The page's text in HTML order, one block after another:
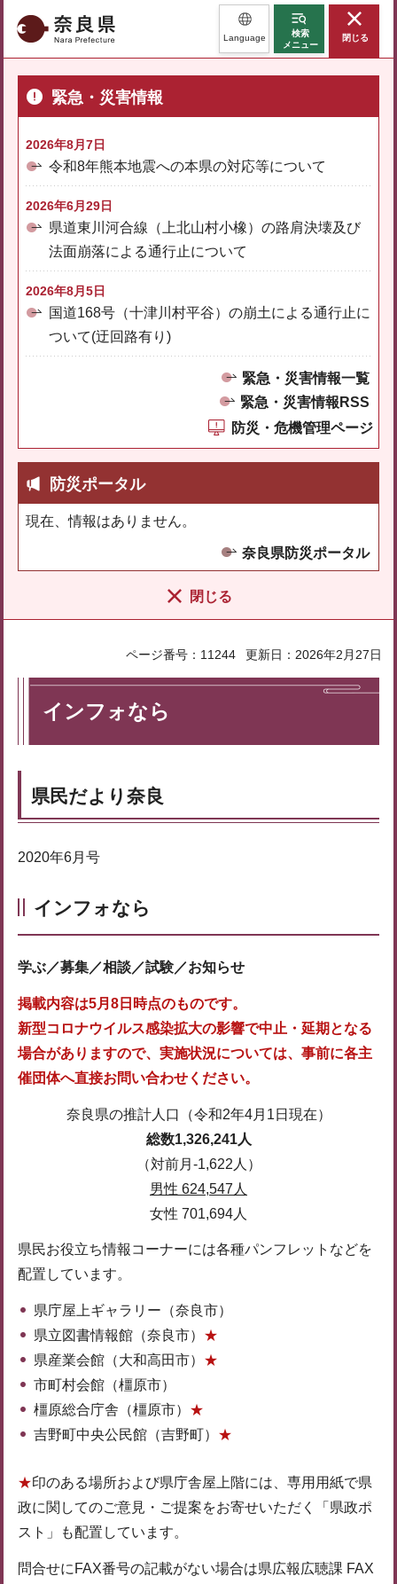
奈良県 Language
検索
メニュー
閉じる
緊急・災害情報
2026年8月7日
令和8年熊本地震への本県の対応等について
2026年6月29日
県道東川河合線（上北山村小橡）の路肩決壊及び
法面崩落による通行止について
2026年8月5日
国道168号（十津川村平谷）の崩土による通行止に
ついて(迂回路有り)
緊急・災害情報一覧
緊急・災害情報RSS
防災・危機管理ページ
防災ポータル
現在、情報はありません。
奈良県防災ポータル
閉じる
ページ番号：11244 更新日：2026年2月27日
インフォなら
県民だより奈良
2020年6月号
インフォなら
学ぶ／募集／相談／試験／お知らせ
掲載内容は5月8日時点のものです。
新型コロナウイルス感染拡大の影響で中止・延期となる
場合がありますので、実施状況については、事前に各主
催団体へ直接お問い合わせください。
奈良県の推計人口（令和2年4月1日現在）
総数1,326,241人
（対前月-1,622人）
男性 624,547人
女性 701,694人
県民お役立ち情報コーナーには各種パンフレットなどを
配置しています。
県庁屋上ギャラリー（奈良市）
県立図書情報館（奈良市） ★
県産業会館（大和高田市） ★
市町村会館（橿原市）
橿原総合庁舎（橿原市） ★
吉野町中央公民館（吉野町） ★
★印のある場所および県庁舎屋上階には、専用用紙で県
政に関してのご意見・ご提案をお寄せいただく「県政ポ
スト」も配置しています。
問合せにFAX番号の記載がない場合は県広報広聴課 FAX